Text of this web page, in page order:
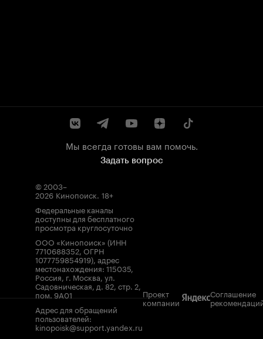
Мы всегда готовы вам помочь.
Задать вопрос
© 2003–
2026 Кинопоиск. 18+
Федеральные каналы
доступны для бесплатного
просмотра круглосуточно
ООО «Кинопоиск» (ИНН
7710688352, ОГРН
1077759854919), адрес
местонахождения: 115035,
Россия, г. Москва, ул.
Садовническая, д. 82, стр. 2,
пом. 9А01
Адрес для обращений
пользователей:
kinopoisk@support.yandex.ru
Проект
компании
Соглашение